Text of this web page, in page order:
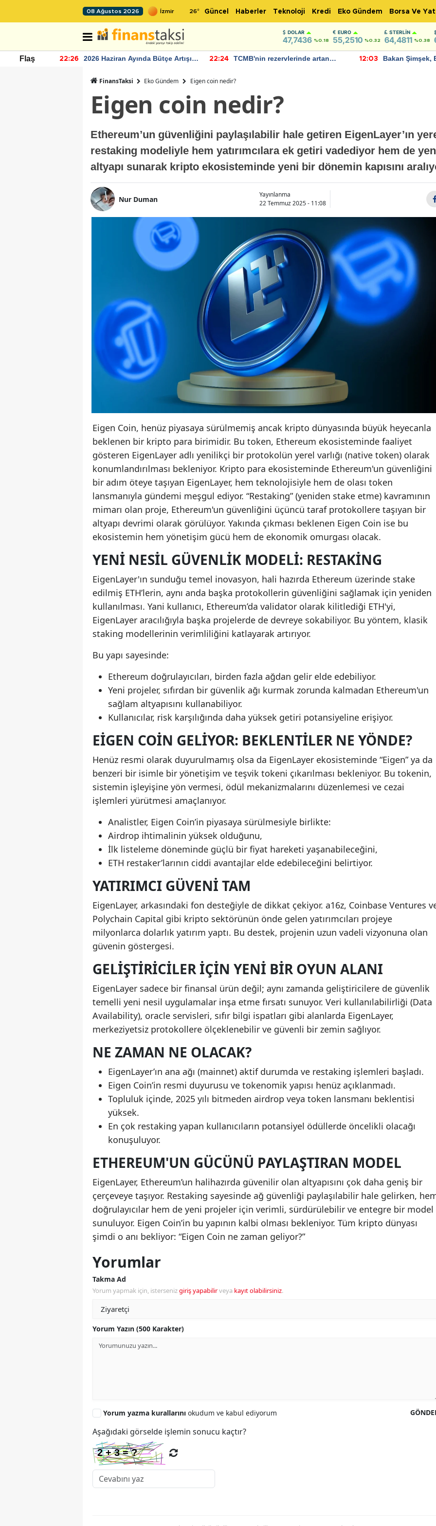
08 Ağustos 2026 26° Güncel Haberler Teknoloji Kredi Eko Gündem Borsa Ve
DOLAR
47,7436 %0.18
EURO
55,2510 %0.32
STERLIN
64,4811 %0.38
Flaş 22:26
2026 Haziran Ayında Bütçe Artışı
22:24
TCMB'nin rezervlerinde artan
12:03
Bakan Şimşek,
FinansTaksi Eko Gündem Eigen coin nedir?
Eigen coin nedir?
Ethereum’un güvenliğini paylaşılabilir hale getiren EigenLayer’ın
restaking modeliyle hem yatırımcılara ek getiri vadediyor hem de
altyapı sunarak kripto ekosisteminde yeni bir dönemin kapısını
Nur Duman
Yayınlanma
22 Temmuz 2025 - 11:08
Eigen Coin, henüz piyasaya sürülmemiş ancak kripto dünyasında büyük heyecanla
beklenen bir kripto para birimidir. Bu token, Ethereum ekosisteminde faaliyet
gösteren EigenLayer adlı yenilikçi bir protokolün yerel varlığı (native token) olarak
konumlandırılması bekleniyor. Kripto para ekosisteminde Ethereum'un güvenliğini
bir adım öteye taşıyan EigenLayer, hem teknolojisiyle hem de olası token
lansmanıyla gündemi meşgul ediyor. “Restaking” (yeniden stake etme) kavramının
mimarı olan proje, Ethereum'un güvenliğini üçüncü taraf protokollere taşıyan bir
altyapı devrimi olarak görülüyor. Yakında çıkması beklenen Eigen Coin ise bu
ekosistemin hem yönetişim gücü hem de ekonomik omurgası olacak.
YENI NESIL GÜVENLIK MODELI: RESTAKING
EigenLayer'ın sunduğu temel inovasyon, hali hazırda Ethereum üzerinde stake
edilmiş ETH’lerin, aynı anda başka protokollerin güvenliğini sağlamak için yeniden
kullanılması. Yani kullanıcı, Ethereum’da validator olarak kilitlediği ETH'yi,
EigenLayer aracılığıyla başka projelerde de devreye sokabiliyor. Bu yöntem, klasik
staking modellerinin verimliliğini katlayarak artırıyor.
Bu yapı sayesinde:
Ethereum doğrulayıcıları, birden fazla ağdan gelir elde edebiliyor.
Yeni projeler, sıfırdan bir güvenlik ağı kurmak zorunda kalmadan Ethereum'un
sağlam altyapısını kullanabiliyor.
Kullanıcılar, risk karşılığında daha yüksek getiri potansiyeline erişiyor.
EIGEN COIN GELIYOR: BEKLENTILER NE YÖNDE?
Henüz resmi olarak duyurulmamış olsa da EigenLayer ekosisteminde “Eigen” ya da
benzeri bir isimle bir yönetişim ve teşvik tokeni çıkarılması bekleniyor. Bu tokenin,
sistemin işleyişine yön vermesi, ödül mekanizmalarını düzenlemesi ve cezai
işlemleri yürütmesi amaçlanıyor.
Analistler, Eigen Coin’in piyasaya sürülmesiyle birlikte:
Airdrop ihtimalinin yüksek olduğunu,
İlk listeleme döneminde güçlü bir fiyat hareketi yaşanabileceğini,
ETH restaker’larının ciddi avantajlar elde edebileceğini belirtiyor.
YATIRIMCI GÜVENI TAM
EigenLayer, arkasındaki fon desteğiyle de dikkat çekiyor. a16z, Coinbase Ventures
Polychain Capital gibi kripto sektörünün önde gelen yatırımcıları projeye
milyonlarca dolarlık yatırım yaptı. Bu destek, projenin uzun vadeli vizyonuna olan
güvenin göstergesi.
GELIŞTIRICILER İÇIN YENI BIR OYUN ALANI
EigenLayer sadece bir finansal ürün değil; aynı zamanda geliştiricilere de güvenlik
temelli yeni nesil uygulamalar inşa etme fırsatı sunuyor. Veri kullanılabilirliği (Data
Availability), oracle servisleri, sıfır bilgi ispatları gibi alanlarda EigenLayer,
merkeziyetsiz protokollere ölçeklenebilir ve güvenli bir zemin sağlıyor.
NE ZAMAN NE OLACAK?
EigenLayer’ın ana ağı (mainnet) aktif durumda ve restaking işlemleri başladı.
Eigen Coin’in resmi duyurusu ve tokenomik yapısı henüz açıklanmadı.
Topluluk içinde, 2025 yılı bitmeden airdrop veya token lansmanı beklentisi
yüksek.
En çok restaking yapan kullanıcıların potansiyel ödüllerde öncelikli olacağı
konuşuluyor.
ETHEREUM'UN GÜCÜNÜ PAYLAŞTIRAN MODEL
EigenLayer, Ethereum’un halihazırda güvenilir olan altyapısını çok daha geniş bir
çerçeveye taşıyor. Restaking sayesinde ağ güvenliği paylaşılabilir hale gelirken,
doğrulayıcılar hem de yeni projeler için verimli, sürdürülebilir ve entegre bir model
sunuluyor. Eigen Coin’in bu yapının kalbi olması bekleniyor. Tüm kripto dünyası
şimdi o anı bekliyor: “Eigen Coin ne zaman geliyor?”
Yorumlar
Takma Ad
Yorum yapmak için, istersenizgiriş yapabilirveya kayıt olabilirsiniz.
Yorum Yazın (500 Karakter)
Yorum yazma kurallarını okudum ve kabul ediyorum
Aşağıdaki görselde işlemin sonucu kaçtır?